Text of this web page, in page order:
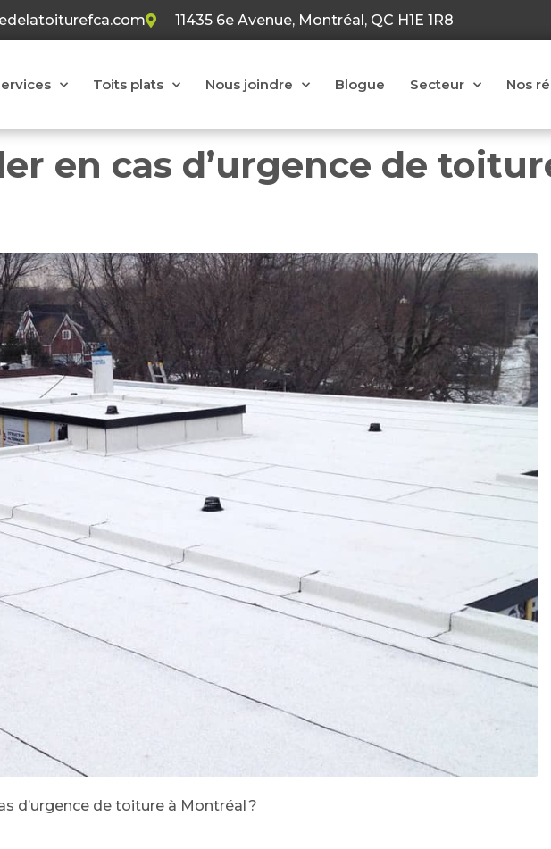
11435 6e Avenue, Montréal, QC H1E 1R8
Toits plats Nous joindre Blogue Secteur Nos
en cas d’urgence de
d’urgence de toiture à Montréal ?